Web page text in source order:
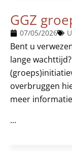
GGZ
07/05/2026
Bent u
lange
overbruggen
meer
...